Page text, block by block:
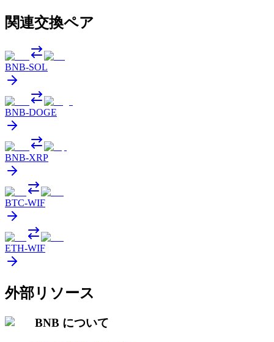
関連交換ペア
BNB-SOL
BNB-DOGE
BNB-XRP
BTC-WIF
ETH-WIF
外部リソース
BNB について